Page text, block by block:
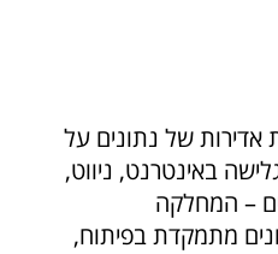
אדירות של נתונים על
באינטרנט, ניווט,
– המחלקה
מתמקדת בפיתוח,